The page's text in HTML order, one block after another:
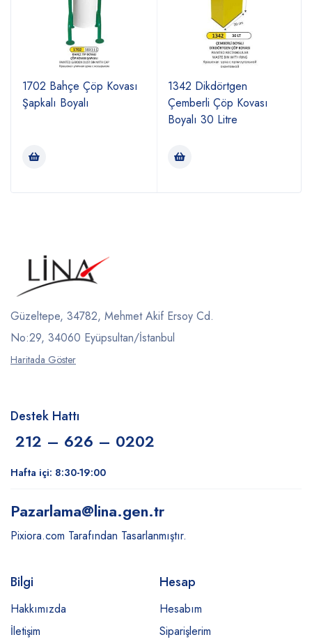
1702 Bahçe Çöp Kovası
Şapkalı Boyalı
1342 Dikdörtgen
Çemberli Çöp Kovası
Boyalı 30 Litre
Güzeltepe, 34782, Mehmet Akif Ersoy Cd.
No:29, 34060 Eyüpsultan/İstanbul
Haritada Göster
Destek Hattı
212 – 626 – 0202
Hafta içi: 8:30-19:00
Pazarlama@lina.gen.tr
Pixiora.com Tarafından Tasarlanmıştır.
Bilgi
Hakkımızda
İletişim
Hesap
Hesabım
Siparişlerim